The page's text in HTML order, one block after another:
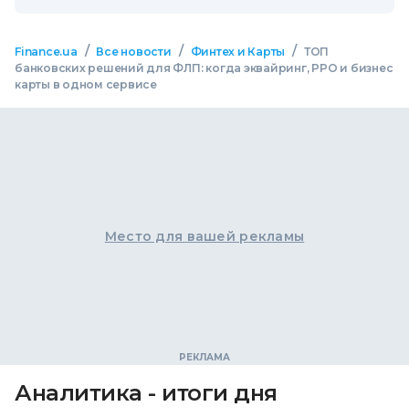
Finance.ua / Все новости / Финтех и Карты / ТОП
банковских решений для ФЛП: когда эквайринг, РРО и бизнес
карты в одном сервисе
Место для вашей рекламы
Аналитика - итоги дня